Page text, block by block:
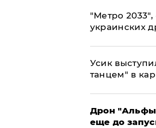
"Метро
украинских
Усик
танцем" в
Дрон
еще до